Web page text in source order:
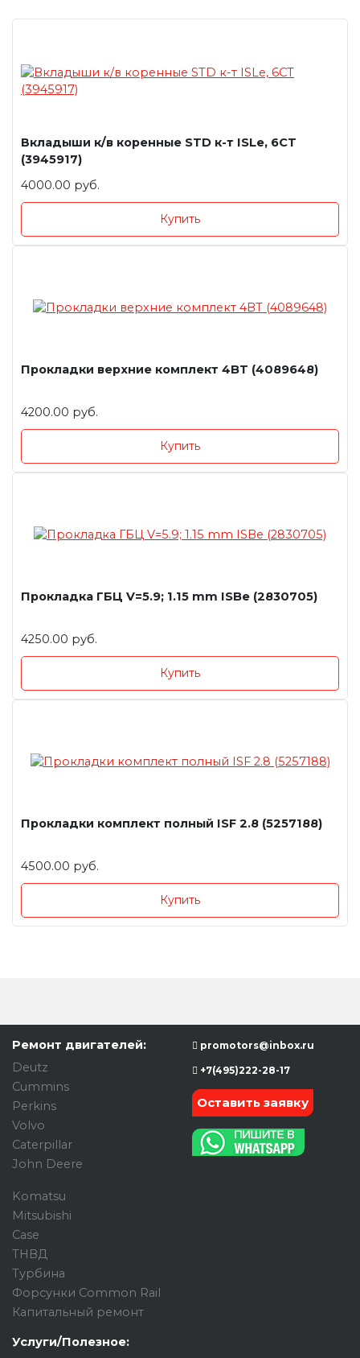
Вкладыши к/в коренные STD к-т ISLe, 6CT
(3945917)
4000.00 руб.
Купить
Прокладки верхние комплект 4BT (4089648)
4200.00 руб.
Купить
Прокладка ГБЦ V=5.9; 1.15 mm ISBe (2830705)
4250.00 руб.
Купить
Прокладки комплект полный ISF 2.8 (5257188)
4500.00 руб.
Купить
Ремонт двигателей:
Deutz
Cummins
Perkins
Volvo
Caterpillar
John Deere
Komatsu
Mitsubishi
Case
ТНВД
Турбина
Форсунки Common Rail
Капитальный ремонт
Услуги/Полезное:
promotors@inbox.ru
+7(495)222-28-17
Оставить заявку